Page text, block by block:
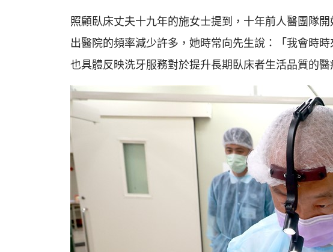
照顧臥床丈夫十九年的施女士提到，十年前人醫團隊
出醫院的頻率減少許多，她時常向先生說：「我會時
也具體反映洗牙服務對於提升長期臥床者生活品質的醫